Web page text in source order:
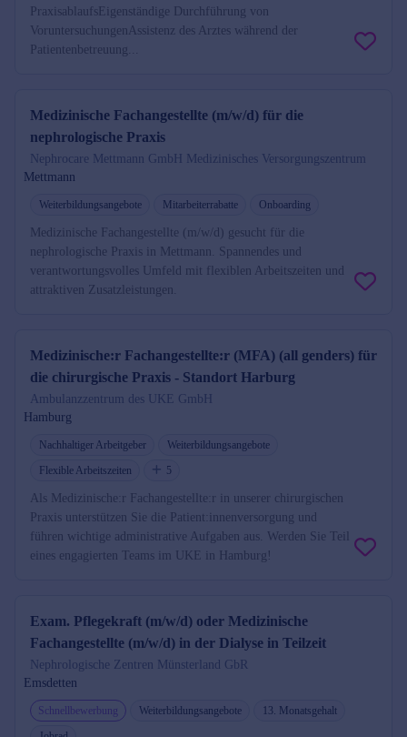
PraxisablaufsEigenständige Durchführung von
VoruntersuchungenAssistenz des Arztes während der
Patientenbetreuung...
Medizinische Fachangestellte (m/w/d) für die
nephrologische Praxis
Nephrocare Mettmann GmbH Medizinisches Versorgungszentrum
Mettmann
Weiterbildungsangebote Mitarbeiterrabatte Onboarding
Medizinische Fachangestellte (m/w/d) gesucht für die
nephrologische Praxis in Mettmann. Spannendes und
verantwortungsvolles Umfeld mit flexiblen Arbeitszeiten und
attraktiven Zusatzleistungen.
Medizinische:r Fachangestellte:r (MFA) (all genders) für
die chirurgische Praxis - Standort Harburg
Ambulanzzentrum des UKE GmbH
Hamburg
Nachhaltiger Arbeitgeber
Weiterbildungsangebote
Flexible Arbeitszeiten
5
Als Medizinische:r Fachangestellte:r in unserer chirurgischen
Praxis unterstützen Sie die Patient:innenversorgung und
führen wichtige administrative Aufgaben aus. Werden Sie Teil
eines engagierten Teams im UKE in Hamburg!
Exam. Pflegekraft (m/w/d) oder Medizinische
Fachangestellte (m/w/d) in der Dialyse in Teilzeit
Nephrologische Zentren Münsterland GbR
Emsdetten
Schnellbewerbung Weiterbildungsangebote
13. Monatsgehalt